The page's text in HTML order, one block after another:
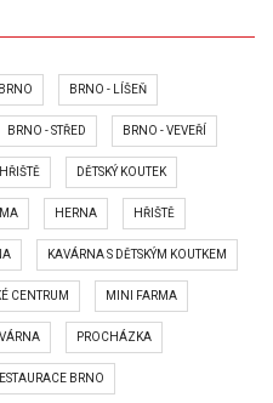
BRNO BRNO - LÍŠEŇ
BRNO - STŘED BRNO - VEVEŘÍ
DĚTSKÝ KOUTEK
HERNA HŘIŠTĚ
KAVÁRNA S DĚTSKÝM KOUTKEM
CENTRUM MINI FARMA
PROCHÁZKA
BRNO